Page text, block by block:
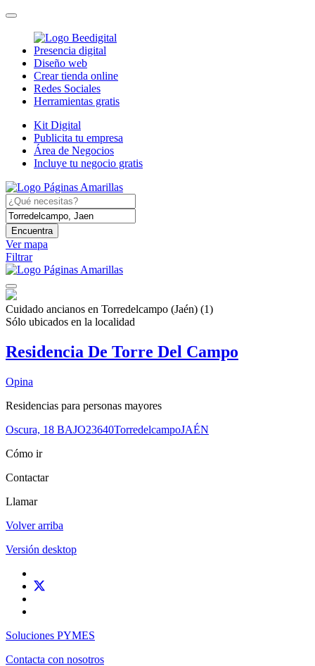
Presencia digital
Diseño web
Crear tienda online
Redes Sociales
Herramientas gratis
Kit Digital
Publicita tu empresa
Área de Negocios
Incluye tu negocio gratis
Encuentra
Ver mapa
Filtrar
Cuidado ancianos en Torredelcampo (Jaén) (1)
Sólo ubicados en la localidad
Residencia De Torre Del Campo
Opina
Residencias para personas mayores
Oscura, 18 BAJO23640TorredelcampoJAÉN
Cómo ir
Contactar
Llamar
Volver arriba
Versión desktop
Soluciones PYMES
Contacta con nosotros